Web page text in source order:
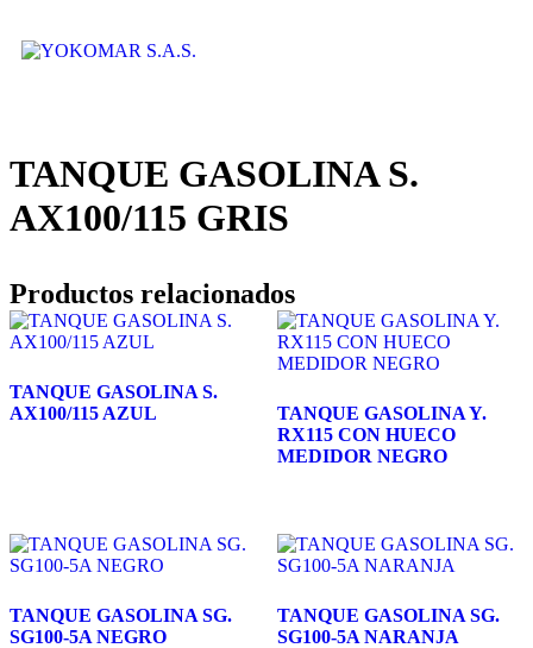
TANQUE GASOLINA S.
AX100/115 GRIS
Productos relacionados
TANQUE GASOLINA S.
AX100/115 AZUL
TANQUE GASOLINA Y.
RX115 CON HUECO
MEDIDOR NEGRO
TANQUE GASOLINA SG.
SG100-5A NEGRO
TANQUE GASOLINA SG.
SG100-5A NARANJA